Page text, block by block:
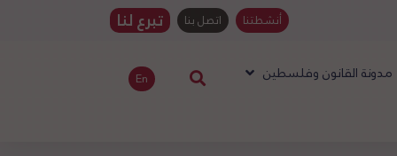
أنشطتنا اتصل بنا تبرع لنا
مدونة القانون وفلسطين En